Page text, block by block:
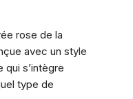
rose de la
avec un style
s’intègre
type de